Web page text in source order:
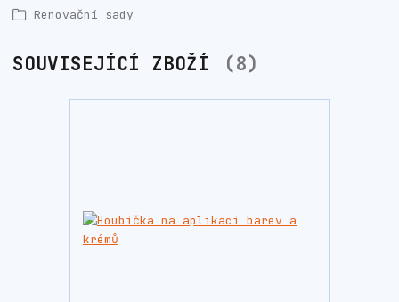
Renovační sady
SOUVISEJÍCÍ ZBOŽÍ 8